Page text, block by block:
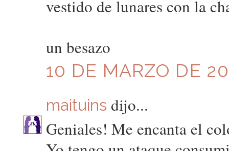
vestido de lunares con la
un besazo
10 DE MARZO DE
maituins dijo...
Geniales! Me encanta el